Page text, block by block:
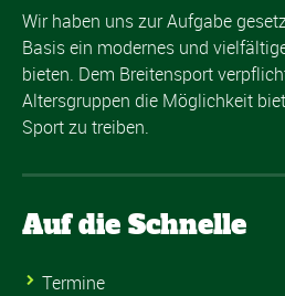
Wir haben uns zur Aufgabe
Basis ein modernes und
bieten. Dem Breitensport
Altersgruppen die Möglichkeit
Sport zu treiben.
Auf die Schnelle
Termine